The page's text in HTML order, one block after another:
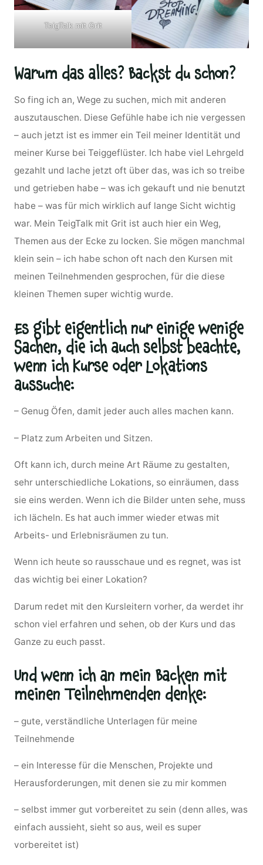
TeigTalk mit Grit
Warum das alles? Backst du schon?
So fing ich an, Wege zu suchen, mich mit anderen
auszutauschen. Diese Gefühle habe ich nie vergessen
– auch jetzt ist es immer ein Teil meiner Identität und
meiner Kurse bei Teiggeflüster. Ich habe viel Lehrgeld
gezahlt und lache jetzt oft über das, was ich so treibe
und getrieben habe – was ich gekauft und nie benutzt
habe – was für mich wirklich auf lange Sicht wichtig
war. Mein TeigTalk mit Grit ist auch hier ein Weg,
Themen aus der Ecke zu locken. Sie mögen manchmal
klein sein – ich habe schon oft nach den Kursen mit
meinen Teilnehmenden gesprochen, für die diese
kleinen Themen super wichtig wurde.
Es gibt eigentlich nur einige wenige
Sachen, die ich auch selbst beachte,
wenn ich Kurse oder Lokations
aussuche:
– Genug Öfen, damit jeder auch alles machen kann.
– Platz zum Arbeiten und Sitzen.
Oft kann ich, durch meine Art Räume zu gestalten,
sehr unterschiedliche Lokations, so einräumen, dass
sie eins werden. Wenn ich die Bilder unten sehe, muss
ich lächeln. Es hat auch immer wieder etwas mit
Arbeits- und Erlebnisräumen zu tun.
Wenn ich heute so rausschaue und es regnet, was ist
das wichtig bei einer Lokation?
Darum redet mit den Kursleitern vorher, da werdet ihr
schon viel erfahren und sehen, ob der Kurs und das
Ganze zu euch passt.
Und wenn ich an mein Backen mit
meinen Teilnehmenden denke:
– gute, verständliche Unterlagen für meine
Teilnehmende
– ein Interesse für die Menschen, Projekte und
Herausforderungen, mit denen sie zu mir kommen
– selbst immer gut vorbereitet zu sein (denn alles, was
einfach aussieht, sieht so aus, weil es super
vorbereitet ist)